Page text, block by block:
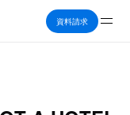
資料請求